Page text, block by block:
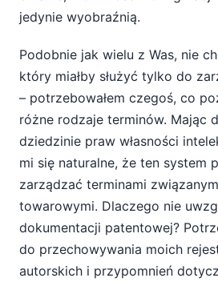
jedynie wyobraźnią.
Podobnie jak wielu z Was, nie
który miałby służyć tylko do
– potrzebowałem czegoś, co
różne rodzaje terminów. Mając
dziedzinie praw własności
mi się naturalne, że ten system
zarządzać terminami
towarowymi. Dlaczego nie
dokumentacji patentowej?
do przechowywania moich
autorskich i przypomnień